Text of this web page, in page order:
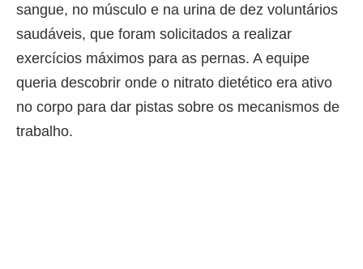
sangue, no músculo e na urina de dez voluntários
saudáveis, que foram solicitados a realizar
exercícios máximos para as pernas. A equipe
queria descobrir onde o nitrato dietético era ativo
no corpo para dar pistas sobre os mecanismos de
trabalho.